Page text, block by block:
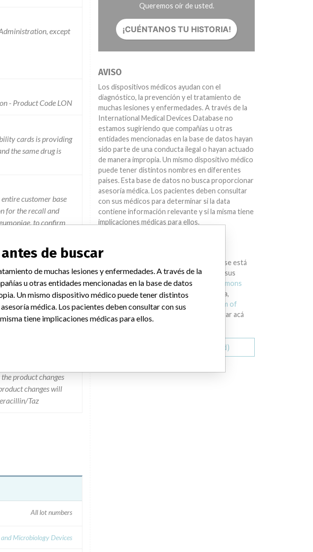
except
- Product Code LON
cards is providing
the same drug is
customer base
for the recall and
to confirm
until further
fax at (314) 731-
in the "Actions
related to this
customers
perform an
K. pneumoniae.
customers. The
of the recall. The
were to be
"URGENT
Test, Document
product changes
changes will
Taz
All lot numbers
Microbiology Devices
Queremos oír de usted.
¡CUÉNTANOS TU HISTORIA!
AVISO
Los dispositivos médicos ayudan con el
diagnóstico, la prevención y el tratamiento de
muchas lesiones y enfermedades. A través de la
International Medical Devices Database no
estamos sugiriendo que compañías u otras
entidades mencionadas en la base de datos hayan
sido parte de una conducta ilegal o hayan actuado
de manera impropia. Un mismo dispositivo médico
puede tener distintos nombres en diferentes
países. Esta base de datos no busca proporcionar
asesoría médica. Los pacientes deben consultar
con sus médicos para determinar si la data
contiene información relevante y si la misma tiene
implicaciones médicas para ellos.
DESCARGAR LA DATA
La International Medical Devices Database está
bajo la licenciaOpen Database License
y sus
contenidos bajo la licenciaCreative Commons
Attribution-ShareAlike. Al usar esta data,
siempre citar alInternational Consortium of
Investigative Journalists
. Puede descargar acá
una copia de la base de datos.
Descargar todo (zipped)
de buscar
de muchas lesiones y enfermedades. A través de la
u otras entidades mencionadas en la base de datos
Un mismo dispositivo médico puede tener distintos
médica. Los pacientes deben consultar con sus
tiene implicaciones médicas para ellos.